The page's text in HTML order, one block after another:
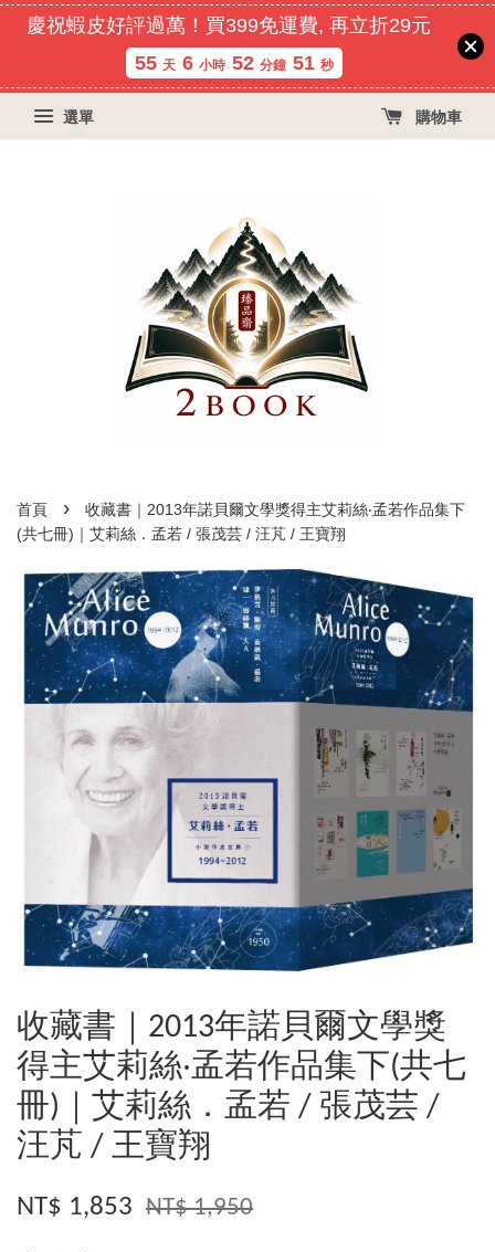
慶祝蝦皮好評過萬！買399免運費, 再立折29元
55 天 6 小時 52 分鐘 51 秒
選單 購物車
首頁 ›
收藏書｜2013年諾貝爾文學獎得主艾莉絲‧孟若作品集下
(共七冊)｜艾莉絲．孟若 / 張茂芸 / 汪芃 / 王寶翔
收藏書｜2013年諾貝爾文學獎
得主艾莉絲‧孟若作品集下(共七
冊)｜艾莉絲．孟若 / 張茂芸 /
汪芃 / 王寶翔
NT$ 1,853 NT$ 1,950